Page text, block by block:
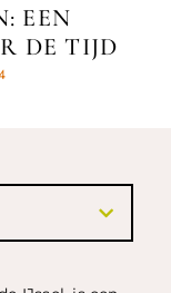
EEN
DE TIJD